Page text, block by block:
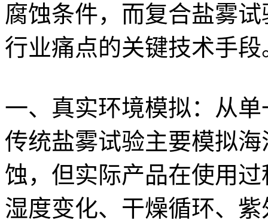
腐蚀条件，而复合盐雾
行业痛点的关键技术手段
一、真实环境模拟：从
传统盐雾试验主要模拟
蚀，但实际产品在使用
湿度变化、干燥循环、